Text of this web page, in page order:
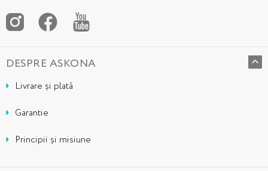
DESPRE ASKONA
Livrare și plată
Garantie
Principii și misiune